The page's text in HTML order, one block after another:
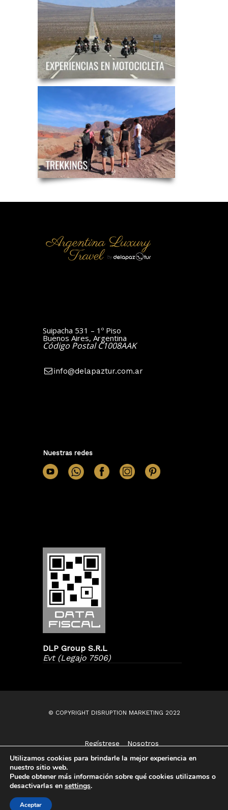
Suipacha 531 – 1º Piso
Buenos Aires, Argentina
Código Postal C1008AAK
info@delapaztur.com.ar
Nuestras redes
DLP Group S.R.L
Evt (Legajo 7506)
© COPYRIGHT DISRUPTION MARKETING 2022
Regístrese
Nosotros
Utilizamos cookies para brindarle la mejor experiencia en
nuestro sitio web.
Puede obtener más información sobre qué cookies utilizamos o
desactivarlas en settings.
Aceptar